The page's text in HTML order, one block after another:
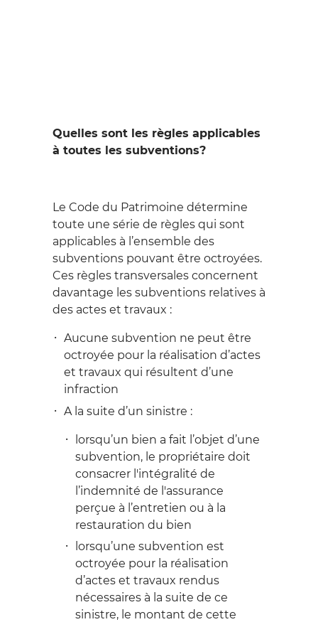
Quelles sont les règles applicables
à toutes les subventions?
Le Code du Patrimoine détermine
toute une série de règles qui sont
applicables à l’ensemble des
subventions pouvant être octroyées.
Ces règles transversales concernent
davantage les subventions relatives à
des actes et travaux :
Aucune subvention ne peut être
octroyée pour la réalisation d’actes
et travaux qui résultent d’une
infraction
A la suite d’un sinistre :
lorsqu’un bien a fait l’objet d’une
subvention, le propriétaire doit
consacrer l'intégralité de
l’indemnité de l'assurance
perçue à l’entretien ou à la
restauration du bien
lorsqu’une subvention est
octroyée pour la réalisation
d’actes et travaux rendus
nécessaires à la suite de ce
sinistre, le montant de cette